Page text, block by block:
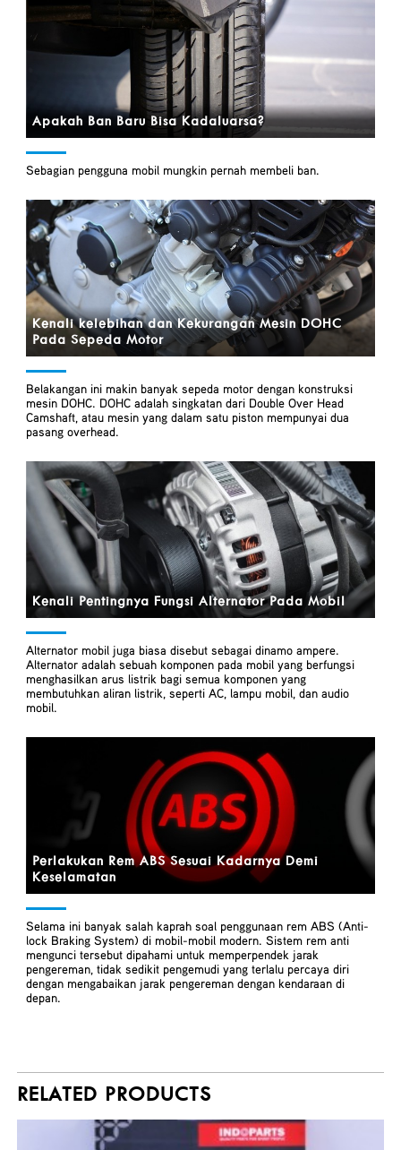
Apakah Ban Baru Bisa Kadaluarsa?
Sebagian pengguna mobil mungkin pernah membeli ban.
Kenali kelebihan dan Kekurangan Mesin DOHC
Pada Sepeda Motor
Belakangan ini makin banyak sepeda motor dengan konstruksi
mesin DOHC. DOHC adalah singkatan dari Double Over Head
Camshaft, atau mesin yang dalam satu piston mempunyai dua
pasang overhead.
Kenali Pentingnya Fungsi Alternator Pada Mobil
Alternator mobil juga biasa disebut sebagai dinamo ampere.
Alternator adalah sebuah komponen pada mobil yang berfungsi
menghasilkan arus listrik bagi semua komponen yang
membutuhkan aliran listrik, seperti AC, lampu mobil, dan audio
mobil.
Perlakukan Rem ABS Sesuai Kadarnya Demi
Keselamatan
Selama ini banyak salah kaprah soal penggunaan rem ABS (Anti-
lock Braking System) di mobil-mobil modern. Sistem rem anti
mengunci tersebut dipahami untuk memperpendek jarak
pengereman, tidak sedikit pengemudi yang terlalu percaya diri
dengan mengabaikan jarak pengereman dengan kendaraan di
depan.
RELATED PRODUCTS